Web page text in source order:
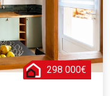
298 000€